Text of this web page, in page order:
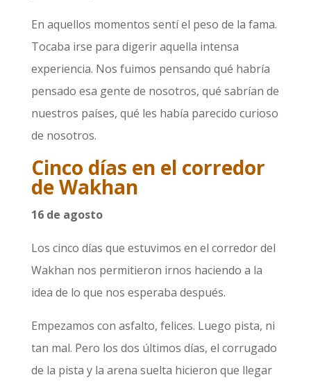
En aquellos momentos sentí el peso de la fama.
Tocaba irse para digerir aquella intensa
experiencia. Nos fuimos pensando qué habría
pensado esa gente de nosotros, qué sabrían de
nuestros países, qué les había parecido curioso
de nosotros.
Cinco días en el corredor
de Wakhan
16 de agosto
Los cinco días que estuvimos en el corredor del
Wakhan nos permitieron irnos haciendo a la
idea de lo que nos esperaba después.
Empezamos con asfalto, felices. Luego pista, ni
tan mal. Pero los dos últimos días, el corrugado
de la pista y la arena suelta hicieron que llegar